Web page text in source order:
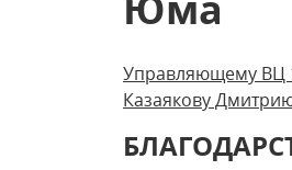
Управляющему ВЦ
Казаякову